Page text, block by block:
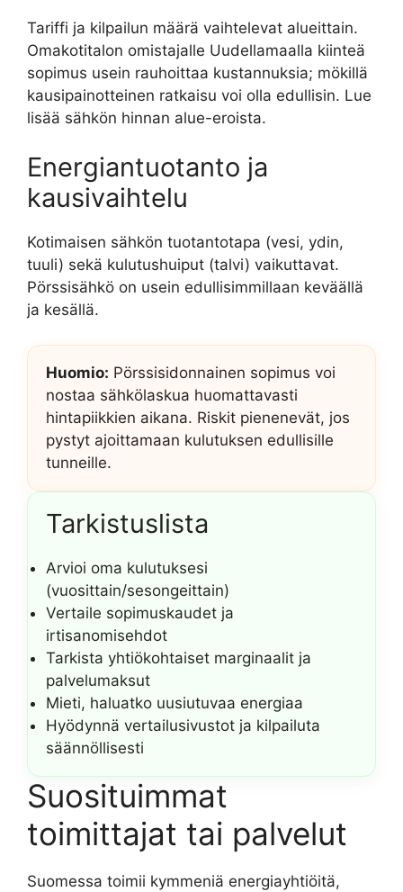
Tariffi ja kilpailun määrä vaihtelevat alueittain.
Omakotitalon omistajalle Uudellamaalla kiinteä
sopimus usein rauhoittaa kustannuksia; mökillä
kausipainotteinen ratkaisu voi olla edullisin. Lue
lisää sähkön hinnan alue-eroista.
Energiantuotanto ja
kausivaihtelu
Kotimaisen sähkön tuotantotapa (vesi, ydin,
tuuli) sekä kulutushuiput (talvi) vaikuttavat.
Pörssisähkö on usein edullisimmillaan keväällä
ja kesällä.
Huomio: Pörssisidonnainen sopimus voi
nostaa sähkölaskua huomattavasti
hintapiikkien aikana. Riskit pienenevät, jos
pystyt ajoittamaan kulutuksen edullisille
tunneille.
Tarkistuslista
Arvioi oma kulutuksesi
(vuosittain/sesongeittain)
Vertaile sopimuskaudet ja
irtisanomisehdot
Tarkista yhtiökohtaiset marginaalit ja
palvelumaksut
Mieti, haluatko uusiutuvaa energiaa
Hyödynnä vertailusivustot ja kilpailuta
säännöllisesti
Suosituimmat
toimittajat tai palvelut
Suomessa toimii kymmeniä energiayhtiöitä,